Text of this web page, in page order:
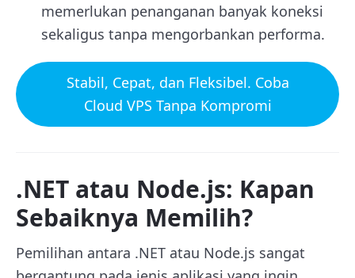
memerlukan penanganan banyak koneksi
sekaligus tanpa mengorbankan performa.
Stabil, Cepat, dan Fleksibel. Coba
Cloud VPS Tanpa Kompromi
.NET atau Node.js: Kapan
Sebaiknya Memilih?
Pemilihan antara .NET atau Node.js sangat